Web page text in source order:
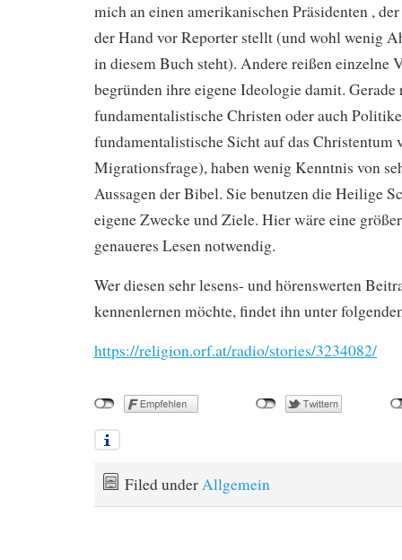
mich an einen amerikanischen Präsidenten ,
der Hand vor Reporter stellt (und wohl wenig
in diesem Buch steht). Andere reißen einzelne
begründen ihre eigene Ideologie damit. Gerade
fundamentalistische Christen oder auch
fundamentalistische Sicht auf das Christentum
Migrationsfrage), haben wenig Kenntnis von
Aussagen der Bibel. Sie benutzen die Heilige
eigene Zwecke und Ziele. Hier wäre eine
genaueres Lesen notwendig.
Wer diesen sehr lesens- und hörenswerten
kennenlernen möchte, findet ihn unter
https://religion.orf.at/radio/stories/3234082/
Filed underAllgemein